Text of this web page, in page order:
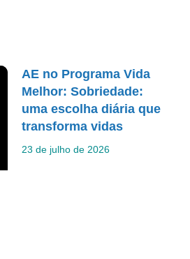
AE no Programa Vida
Melhor: Sobriedade:
uma escolha diária que
transforma vidas
23 de julho de 2026